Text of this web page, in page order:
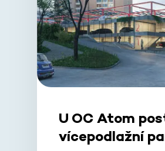
U OC Atom
vícepodlažní